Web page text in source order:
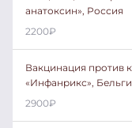
анатоксин», Россия
2200₽
Вакцинация против
«Инфанрикс»,
2900₽